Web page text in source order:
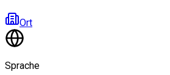
Ort
Sprache